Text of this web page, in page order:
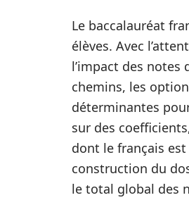
Le baccalauréat
élèves. Avec
l’impact des notes
chemins, les
déterminantes
sur des
dont le français est
construction du
le total global des